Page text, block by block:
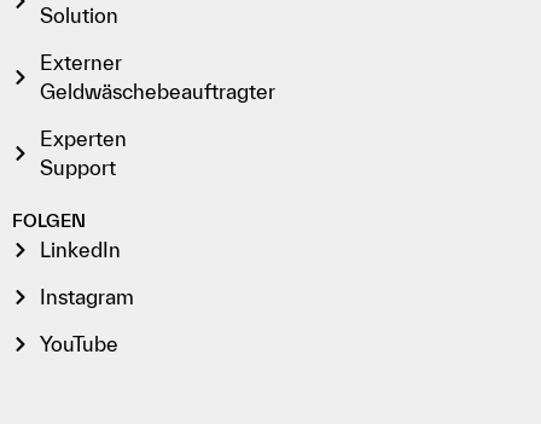
Solution
Externer
Geldwäschebeauftragter
Experten
Support
FOLGEN
LinkedIn
Instagram
YouTube